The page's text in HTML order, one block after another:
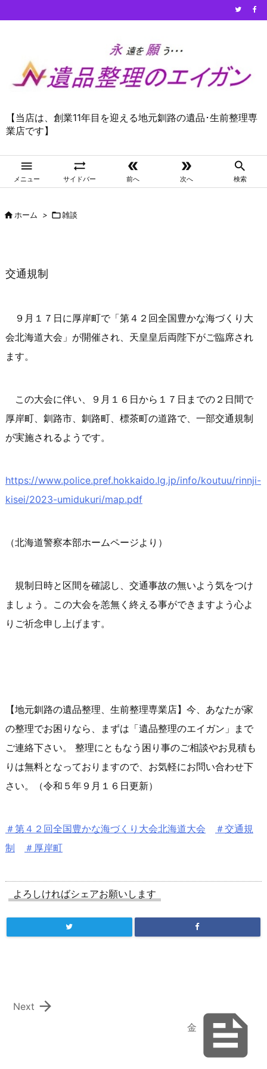
【当店は、創業11年目を迎える地元釧路の遺品･生前整理専
業店です】

メニュー

サイドバー

前へ

次へ

検索
ホーム > 雑談
交通規制
９月１７日に厚岸町で「第４２回全国豊かな海づくり大
会北海道大会」が開催され、天皇皇后両陛下がご臨席され
ます。
この大会に伴い、９月１６日から１７日までの２日間で
厚岸町、釧路市、釧路町、標茶町の道路で、一部交通規制
が実施されるようです。
https://www.police.pref.hokkaido.lg.jp/info/koutuu/rinnji-
kisei/2023-umidukuri/map.pdf
（北海道警察本部ホームページより）
規制日時と区間を確認し、交通事故の無いよう気をつけ
ましょう。この大会を恙無く終える事ができますよう心よ
りご祈念申し上げます。
【地元釧路の遺品整理、生前整理専業店】今、あなたが家
の整理でお困りなら、まずは「遺品整理のエイガン」まで
ご連絡下さい。 整理にともなう困り事のご相談やお見積も
りは無料となっておりますので、お気軽にお問い合わせ下
さい。（令和５年９月１６日更新）
＃第４２回全国豊かな海づくり大会北海道大会
＃交通規
制
＃厚岸町
よろしければシェアお願いします

金

Next